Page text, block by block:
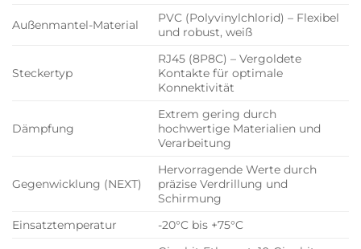
Außenmantel-Material
PVC (Polyvinylchlorid) – Flexibel
und robust, weiß
Steckertyp
RJ45 (8P8C) – Vergoldete
Kontakte für optimale
Konnektivität
Dämpfung
Extrem gering durch
hochwertige Materialien und
Verarbeitung
Gegenwicklung (NEXT)
Hervorragende Werte durch
präzise Verdrillung und
Schirmung
Einsatztemperatur
-20°C bis +75°C